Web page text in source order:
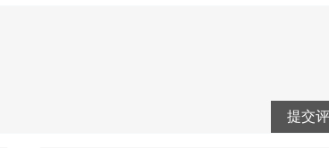
提交